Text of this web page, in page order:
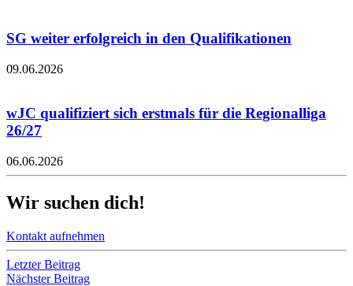
SG weiter erfolgreich in den Qualifikationen
09.06.2026
wJC qualifiziert sich erstmals für die Regionalliga
26/27
06.06.2026
Wir suchen dich!
Kontakt aufnehmen
Letzter Beitrag
Nächster Beitrag